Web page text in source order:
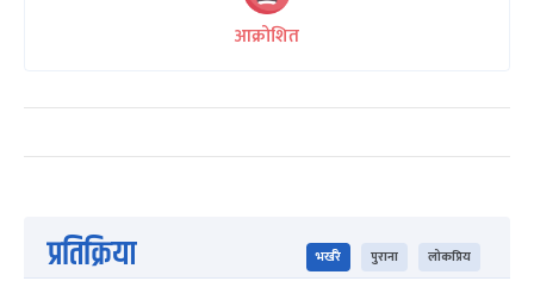
आक्रोशित
प्रतिक्रिया भर्खरै पुराना लोकप्रिय